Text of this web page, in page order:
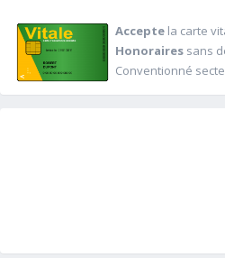
Acceptela carte
Honorairessans
Conventionné